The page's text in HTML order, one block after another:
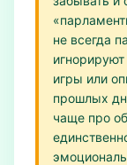
не всегда
игры или
прошлых
чаще про